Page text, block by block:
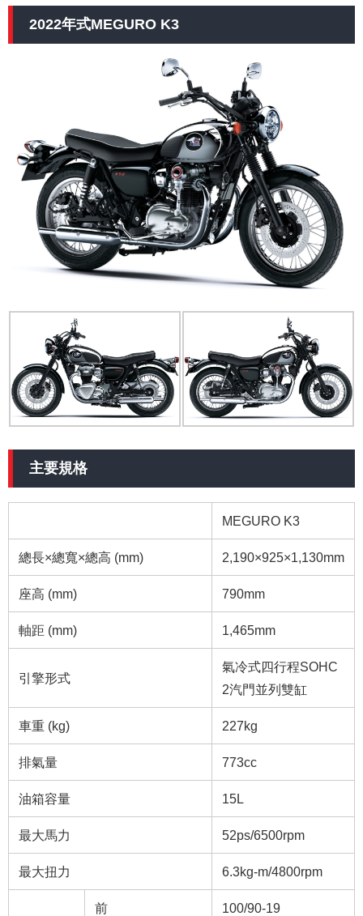
2022年式MEGURO K3
主要規格
MEGURO K3
總長×總寬×總高 (mm) 2,190×925×1,130mm
座高 (mm) 790mm
軸距 (mm) 1,465mm
引擎形式
氣冷式四行程SOHC
2汽門並列雙缸
車重 (kg) 227kg
排氣量 773cc
油箱容量 15L
最大馬力 52ps/6500rpm
最大扭力 6.3kg-m/4800rpm
前 100/90-19